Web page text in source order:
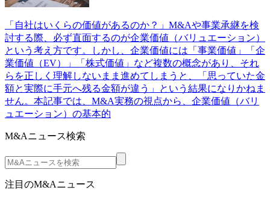
「自社はいくらの価値があるのか？」M&Aや事業承継を検
討する際、必ず直面するのが企業価値（バリュエーション）
という考え方です。しかし、企業価値には「事業価値」「企
業価値（EV）」「株式価値」など複数の概念があり、それ
らを正しく理解しないまま進めてしまうと、「思っていた金
額と実際に手元へ残る金額が違う」という結果になりかねま
せん。本記事では、M&A実務の視点から、企業価値（バリ
ュエーション）の基本的
M&Aニュース検索
注目のM&Aニュース